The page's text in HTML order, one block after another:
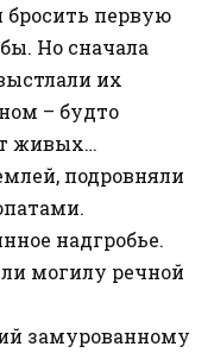
бросить первую
Но сначала
их
– будто
живых…
подровняли
надгробье.
могилу речной
замурованному